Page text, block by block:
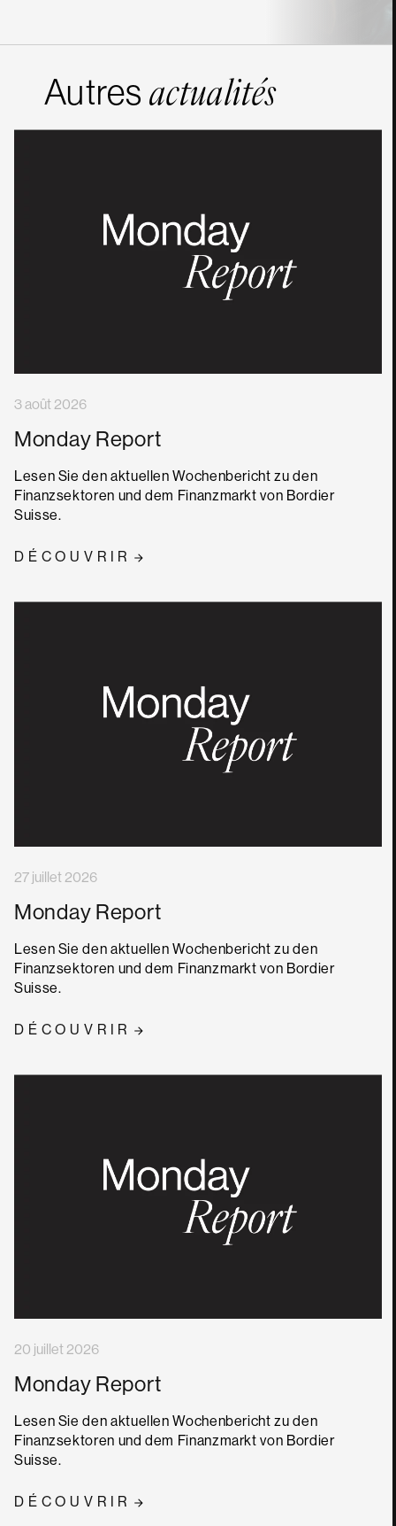
Autres actualités
3 août 2026
Monday Report
Lesen Sie den aktuellen Wochenbericht zu den
Finanzsektoren und dem Finanzmarkt von Bordier
Suisse.
DÉCOUVRIR
27 juillet 2026
Monday Report
Lesen Sie den aktuellen Wochenbericht zu den
Finanzsektoren und dem Finanzmarkt von Bordier
Suisse.
DÉCOUVRIR
20 juillet 2026
Monday Report
Lesen Sie den aktuellen Wochenbericht zu den
Finanzsektoren und dem Finanzmarkt von Bordier
Suisse.
DÉCOUVRIR